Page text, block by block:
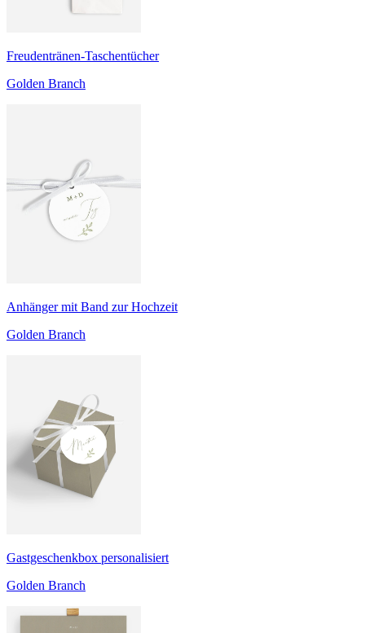
Freudentränen-Taschentücher
Golden Branch
Anhänger mit Band zur Hochzeit
Golden Branch
Gastgeschenkbox personalisiert
Golden Branch